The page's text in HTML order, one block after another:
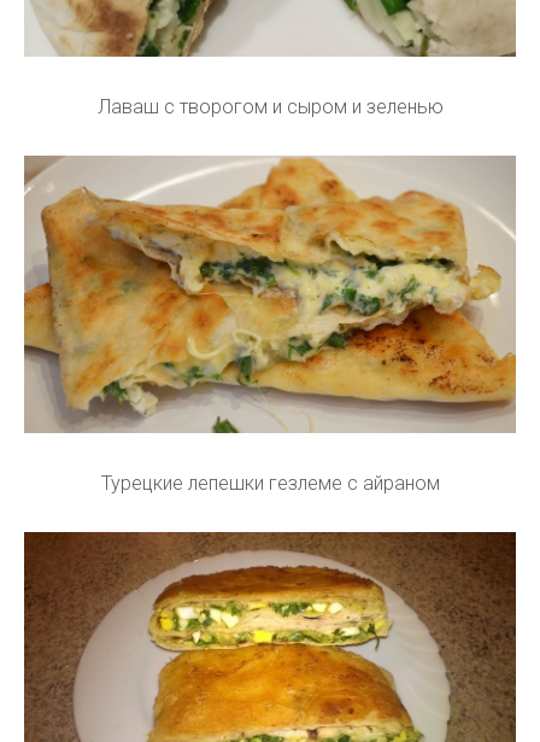
Лаваш с творогом и сыром и зеленью
Турецкие лепешки гезлеме с айраном